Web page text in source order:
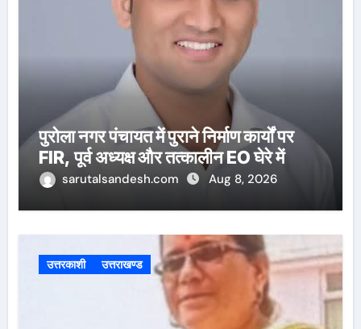
पुरोला नगर पंचायत में पुराने निर्माण कार्यों पर
FIR, पूर्व अध्यक्ष और तत्कालीन EO घेरे में
sarutalsandesh.com Aug 8, 2026
उत्तरकाशी उत्तराखण्ड